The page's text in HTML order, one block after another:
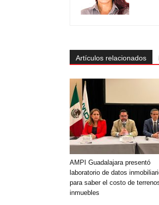
Artículos relacionados
AMPI Guadalajara presentó
laboratorio de datos
para saber el costo de
inmuebles